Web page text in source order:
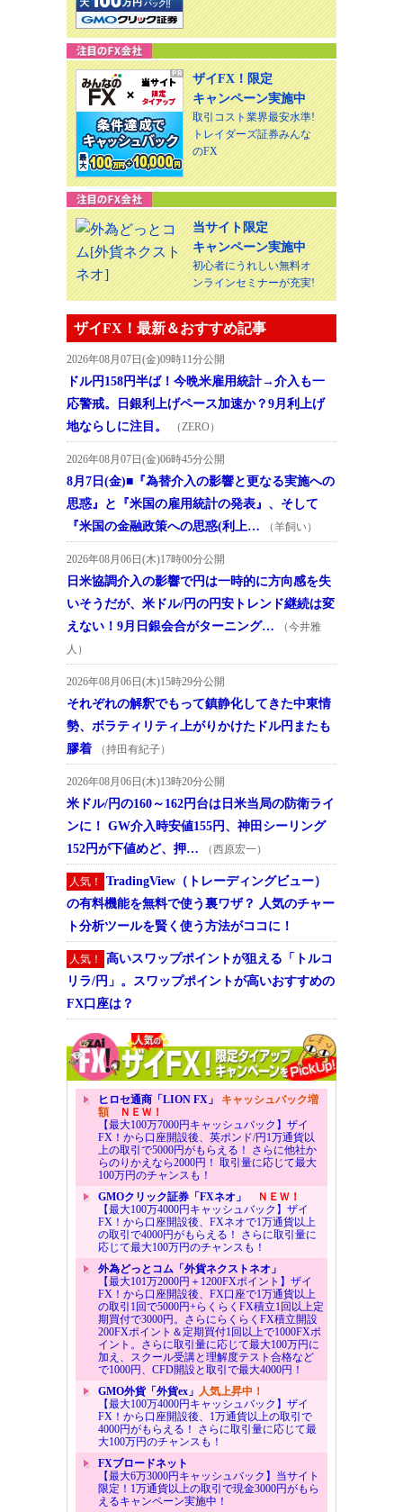
ザイFX！限定
キャンペーン実施中
取引コスト業界最安水準!
トレイダーズ証券みんな
のFX
当サイト限定
キャンペーン実施中
初心者にうれしい無料オ
ンラインセミナーが充実!
ザイFX！最新＆おすすめ記事
2026年08月07日(金)09時11分公開
ドル円158円半ば！今晩米雇用統計→介入も一
応警戒。日銀利上げペース加速か？9月利上げ
地ならしに注目。
（ZERO）
2026年08月07日(金)06時45分公開
8月7日(金)■『為替介入の影響と更なる実施への
思惑』と『米国の雇用統計の発表』、そして
『米国の金融政策への思惑(利上…
（羊飼い）
2026年08月06日(木)17時00分公開
日米協調介入の影響で円は一時的に方向感を失
いそうだが、米ドル/円の円安トレンド継続は変
えない！9月日銀会合がターニング…
（今井雅
人）
2026年08月06日(木)15時29分公開
それぞれの解釈でもって鎮静化してきた中東情
勢、ボラティリティ上がりかけたドル円またも
膠着
（持田有紀子）
2026年08月06日(木)13時20分公開
米ドル/円の160～162円台は日米当局の防衛ライ
ンに！ GW介入時安値155円、神田シーリング
152円が下値めど、押…
（西原宏一）
人気！
TradingView（トレーディングビュー）
の有料機能を無料で使う裏ワザ？ 人気のチャー
ト分析ツールを賢く使う方法がココに！
人気！
高いスワップポイントが狙える「トルコ
リラ/円」。スワップポイントが高いおすすめの
FX口座は？
ヒロセ通商「LION FX」 キャッシュバック増
額ＮＥＷ！
【最大100万7000円キャッシュバック】ザイ
FX！から口座開設後、英ポンド/円1万通貨以
上の取引で5000円がもらえる！ さらに他社か
らのりかえなら2000円！ 取引量に応じて最大
100万円のチャンスも！
GMOクリック証券「FXネオ」
ＮＥＷ！
【最大100万4000円キャッシュバック】ザイ
FX！から口座開設後、FXネオで1万通貨以上
の取引で4000円がもらえる！ さらに取引量に
応じて最大100万円のチャンスも！
外為どっとコム「外貨ネクストネオ」
【最大101万2000円＋1200FXポイント】ザイ
FX！から口座開設後、FX口座で1万通貨以上
の取引1回で5000円+らくらくFX積立1回以上定
期買付で3000円。さらにらくらくFX積立開設
200FXポイント＆定期買付1回以上で1000FXポ
イント。さらに取引量に応じて最大100万円に
加え、スクール受講と理解度テスト合格など
で1000円、CFD開設と取引で最大4000円！
GMO外貨「外貨ex」 人気上昇中！
【最大100万4000円キャッシュバック】ザイ
FX！から口座開設後、1万通貨以上の取引で
4000円がもらえる！ さらに取引量に応じて最
大100万円のチャンスも！
FXブロードネット
【最大6万3000円キャッシュバック】当サイト
限定！1万通貨以上の取引で現金3000円がもら
えるキャンペーン実施中！